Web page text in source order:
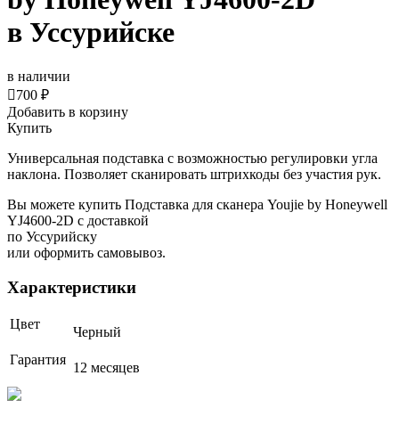
в Уссурийске
в наличии
700 ₽
Добавить в корзину
Купить
Универсальная подставка с возможностью регулировки угла
наклона. Позволяет сканировать штрихкоды без участия рук.
Вы можете купить Подставка для сканера Youjie by Honeywell
YJ4600-2D с доставкой
по Уссурийску
или оформить самовывоз.
Характеристики
Цвет
Черный
Гарантия
12 месяцев